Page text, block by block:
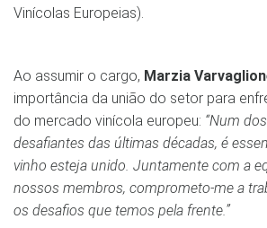
Vinícolas Europeias).
Ao assumir o cargo, Marzia
importância da união do setor para
do mercado vinícola europeu: “Num
desafiantes das últimas décadas, é
vinho esteja unido. Juntamente com a
nossos membros, comprometo-me a
os desafios que temos pela frente.”